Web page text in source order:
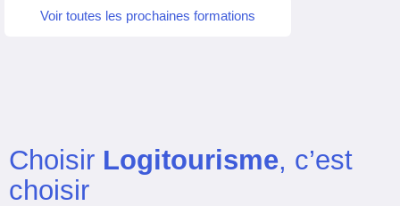
Voir toutes les prochaines formations
Choisir Logitourisme, c’est
choisir